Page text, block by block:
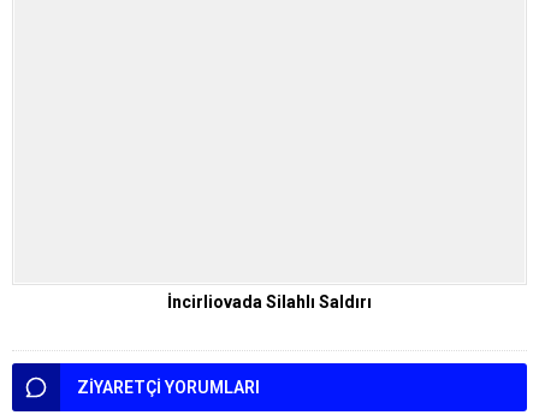
İncirliovada Silahlı Saldırı
ZİYARETÇİ YORUMLARI